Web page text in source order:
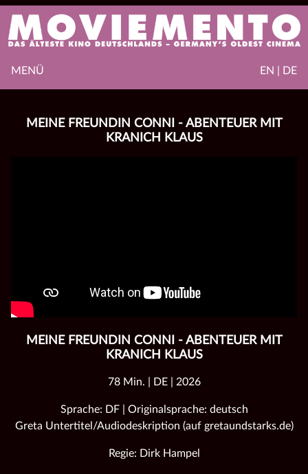
EN | DE
MENÜ
MEINE FREUNDIN CONNI - ABENTEUER MIT
KRANICH KLAUS
MEINE FREUNDIN CONNI - ABENTEUER MIT
KRANICH KLAUS
78 Min. | DE | 2026
Sprache: DF | Originalsprache: deutsch
Greta Untertitel/Audiodeskription (auf gretaundstarks.de)
Regie: Dirk Hampel